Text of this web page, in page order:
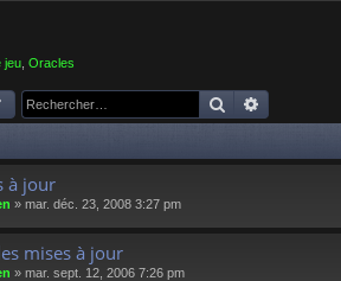
jeu Oracles
Rechercher
à jour
» mar. déc. 23, 2008 3:27 pm
mises à jour
» mar. sept. 12, 2006 7:26 pm